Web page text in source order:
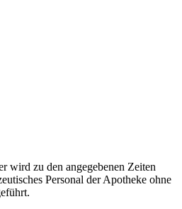
wird zu den angegebenen Zeiten
Personal der Apotheke ohne